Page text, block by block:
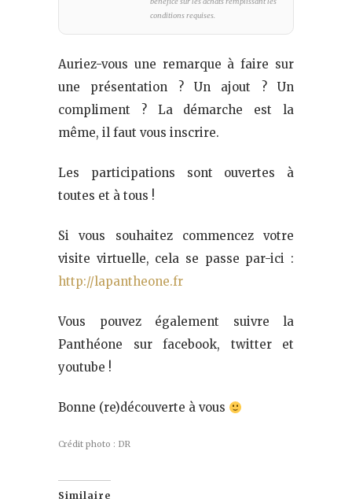
conditions requises.
Auriez-vous une remarque à faire sur
une présentation ? Un ajout ? Un
compliment ? La démarche est la
même, il faut vous inscrire.
Les participations sont ouvertes à
toutes et à tous !
Si vous souhaitez commencez votre
visite virtuelle, cela se passe par-ici :
http://lapantheone.fr
Vous pouvez également suivre la
Panthéone sur facebook, twitter et
youtube !
Bonne (re)découverte à vous
Crédit photo : DR
Similaire